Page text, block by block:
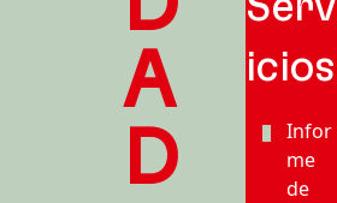
A
D
icios
Infor
me
de